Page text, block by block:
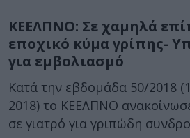
ΚΕΕΛΠΝΟ: Σε χαμηλά
εποχικό κύμα γρίπης-
για εμβολιασμό
Κατά την εβδομάδα 50/2018
2018) το ΚΕΕΛΠΝΟ ανακοίνωσε
σε γιατρό για γριπώδη